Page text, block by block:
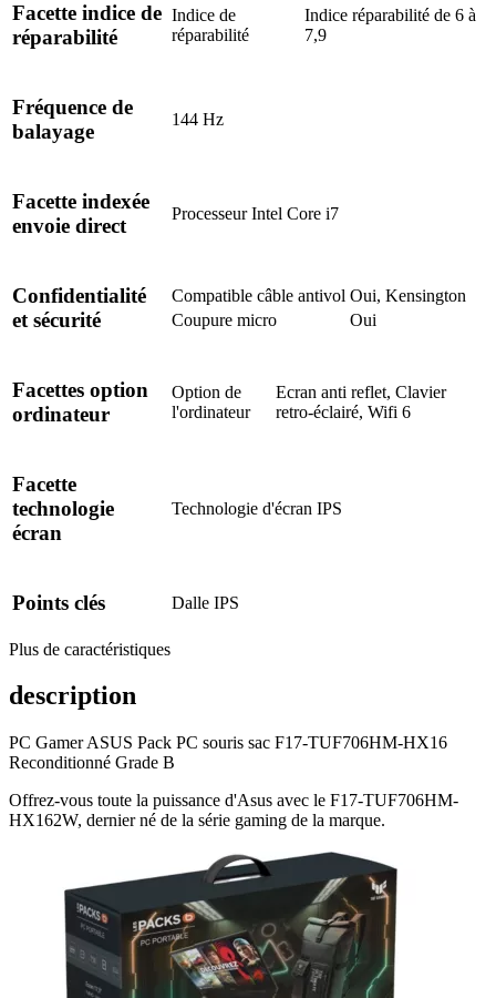
Facette indice de
réparabilité
Indice de
réparabilité
Indice réparabilité de 6 à
7,9
Fréquence de
balayage
144 Hz
Facette indexée
envoie direct
Processeur Intel Core i7
Confidentialité
et sécurité
Compatible câble antivol Oui, Kensington
Coupure micro
Oui
Facettes option
ordinateur
Option de
l'ordinateur
Ecran anti reflet, Clavier
retro-éclairé, Wifi 6
Facette
technologie
écran
Technologie d'écran IPS
Points clés Dalle IPS
Plus de caractéristiques
description
PC Gamer ASUS Pack PC souris sac F17-TUF706HM-HX16
Reconditionné Grade B
Offrez-vous toute la puissance d'Asus avec le F17-TUF706HM-
HX162W, dernier né de la série gaming de la marque.